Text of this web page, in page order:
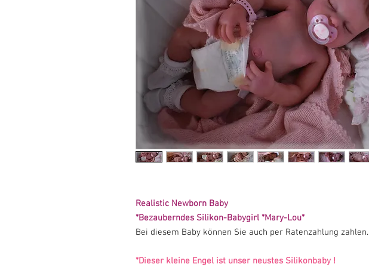
Realistic Newborn Baby
*Bezauberndes Silikon-Babygirl *Mary-Lou*
Bei diesem Baby können Sie auch per Ratenzahlung zahlen.
*Dieser kleine Engel ist unser neustes Silikonbaby !